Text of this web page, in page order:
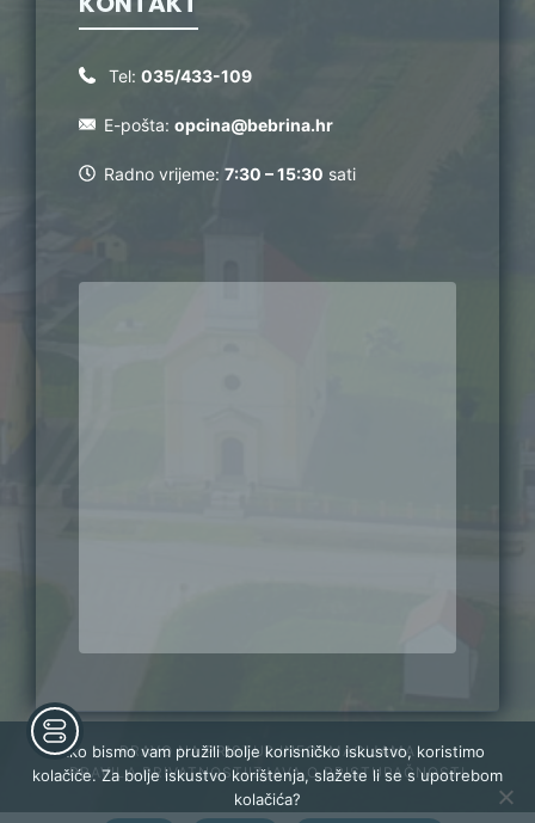
Tel: 035/433-109
E-pošta: opcina@bebrina.hr
Radno vrijeme: 7:30 – 15:30 sati
PRAVO NA PRISTUP INFORMACIJAMA
PRAVILA PRIVATNOSTIIZJAVA O PRISTUPAČNOSTI
Kako bismo vam pružili bolje korisničko iskustvo, koristimo
kolačiće. Za bolje iskustvo korištenja, slažete li se s upotrebom
kolačića?